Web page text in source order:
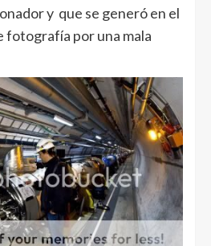
y que se generó en el
fotografía por una mala